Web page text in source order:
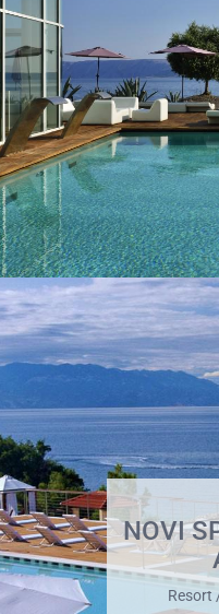
NOVI
Resort